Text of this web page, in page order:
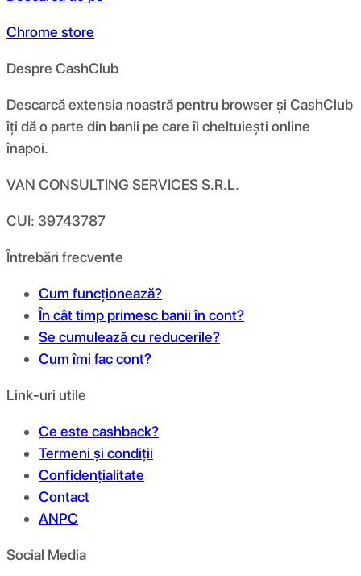
Chrome store
Despre CashClub
Descarcă extensia noastră pentru browser și CashClub
îți dă o parte din banii pe care îi cheltuiești online
înapoi.
VAN CONSULTING SERVICES S.R.L.
CUI: 39743787
Întrebări frecvente
Cum funcționează?
În cât timp primesc banii în cont?
Se cumulează cu reducerile?
Cum îmi fac cont?
Link-uri utile
Ce este cashback?
Termeni și condiții
Confidențialitate
Contact
ANPC
Social Media